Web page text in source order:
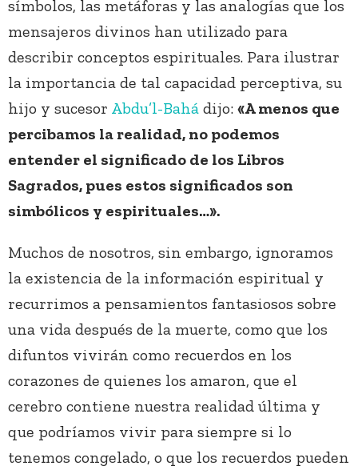
símbolos, las metáforas y las analogías que los
mensajeros divinos han utilizado para
describir conceptos espirituales. Para ilustrar
la importancia de tal capacidad perceptiva, su
hijo y sucesor Abdu’l-Bahá dijo: «A menos que
percibamos la realidad, no podemos
entender el significado de los Libros
Sagrados, pues estos significados son
simbólicos y espirituales…».
Muchos de nosotros, sin embargo, ignoramos
la existencia de la información espiritual y
recurrimos a pensamientos fantasiosos sobre
una vida después de la muerte, como que los
difuntos vivirán como recuerdos en los
corazones de quienes los amaron, que el
cerebro contiene nuestra realidad última y
que podríamos vivir para siempre si lo
tenemos congelado, o que los recuerdos pueden